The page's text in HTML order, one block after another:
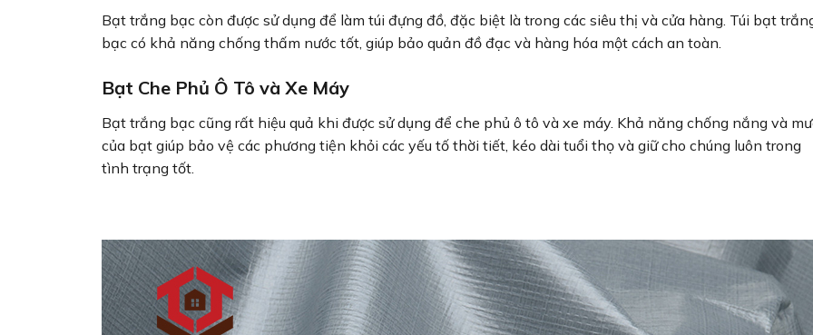
Bạt trắng bạc còn được sử dụng để làm túi đựng đồ, đặc biệt là trong các siêu thị và cửa hàng. Túi bạt
bạc có khả năng chống thấm nước tốt, giúp bảo quản đồ đạc và hàng hóa một cách an toàn.
Bạt Che Phủ Ô Tô và Xe Máy
Bạt trắng bạc cũng rất hiệu quả khi được sử dụng để che phủ ô tô và xe máy. Khả năng chống nắng và
của bạt giúp bảo vệ các phương tiện khỏi các yếu tố thời tiết, kéo dài tuổi thọ và giữ cho chúng luôn trong
tình trạng tốt.